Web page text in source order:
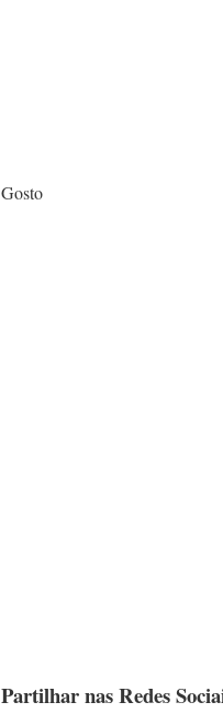
Gosto
Partilhar nas Redes